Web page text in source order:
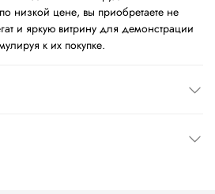
низкой цене, вы приобретаете не
и яркую витрину для демонстрации
к их покупке.